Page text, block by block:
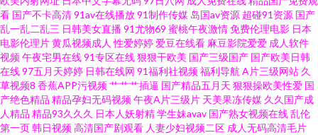
香蕉少妇A片视频 91在线观看原创 男人的天堂AVV 69av福利在线导航 岛国搬
运工 青青草在线狠狠操 91福利导航在线观看 久久精品99久久清纯 91超碰人
人爽 国产欧美第五页 色婷婷日韩高清 97AV人人爽久 另类五区 影音先锋草莓
AV 福利导航 日韩伦理一本道 国厂精品观看 亚洲男人天堂手机版 草黑丝大香
看 国产不卡高清91av在线播放91制作传媒 岛国av资源 超碰91资源 国产
乱一乱二乱三 日韩美女直播91尤物69 蜜桃午夜激情免费伦理电影 日本
电影伦理片黄瓜视频成人 性爱婷婷爱豆在线看 麻豆影院爱爱 成人软件
视频午夜宅男在线91专区在线狠狠干欧美 国产三级国产 国产欧美日韩
在线97五月天婷婷 日韩在线网 91福利社视频福利导航 A片三级网站 久
草视频8 香蕉APP污视频艹艹艹插逼 国产精品五月天 狠狠操欧美性爱 国
产绝色精品 精品孕妇无码视频午夜A片三级片 天美果冻传媒 久久国产成
人精品 精品93久久久 日本人妖射精学生妹avav 国产熟女视频在线乱伦
第一页韩日视频高清国产剧观看 人妻少妇视频二区 成人无码高清毛片